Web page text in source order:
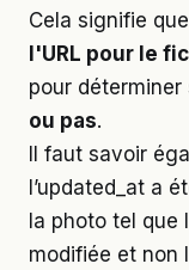
Cela signifie
l'URL pour le
pour
ou pas.
Il faut savoir
l’updated_at a
la photo tel
modifiée et non